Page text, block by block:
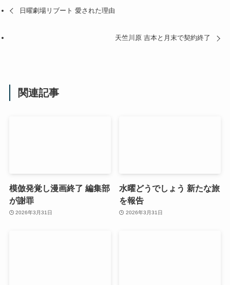
日曜劇場リブート 愛された理由
天竺川原 吉本と月末で契約終了
関連記事
模倣発覚し漫画終了 編集部
が謝罪
2026年3月31日
水曜どうでしょう 新たな旅
を報告
2026年3月31日